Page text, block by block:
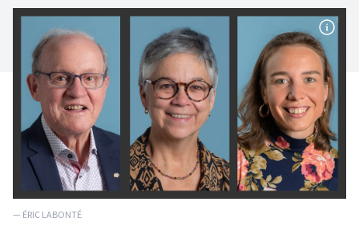
— ÉRIC LABONTÉ